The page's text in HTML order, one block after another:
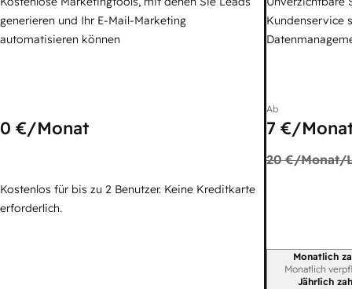
generieren und Ihr E-Mail-Marketing
automatisieren können
0 €/Monat
Kostenlos für bis zu 2 Benutzer. Keine Kreditkarte
erforderlich.
Kundenservice
Ab
7 €/
20 €/Monat/
Monatlich
Monatlich
Jährlich